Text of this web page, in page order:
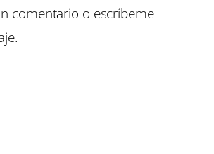
comentario o escríbeme